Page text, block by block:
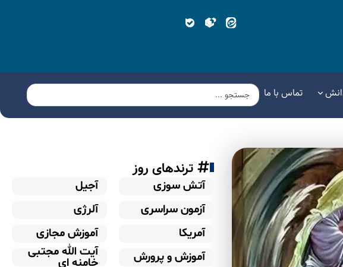
تماس با ما
ترندهای روز
آتش سوزی
آجیل
آزمون سراسری
آلرژی
آمریکا
آموزش مجازی
آموزش و پرورش
آیت الله مجتبی
خامنه ای